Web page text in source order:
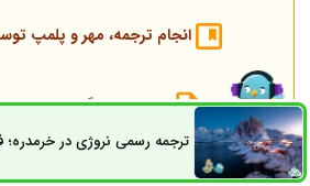
انجام ترجمه، مهر و پلمپ
ارسال به دادگستری و
ارسال به کنسولگری
ترجمه رسمی نروژی در خرمدره؛راه های ارتباطی